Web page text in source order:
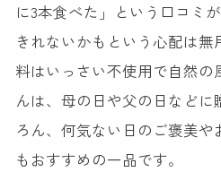
に3本食べた」という口コミ
きれないかもという心配は
料はいっさい不使用で自然
んは、母の日や父の日などに
ろん、何気ない日のご褒美や
もおすすめの一品です。